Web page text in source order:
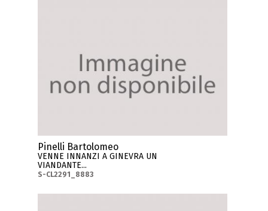
Pinelli Bartolomeo
VENNE INNANZI A GINEVRA UN
VIANDANTE...
S-CL2291_8883